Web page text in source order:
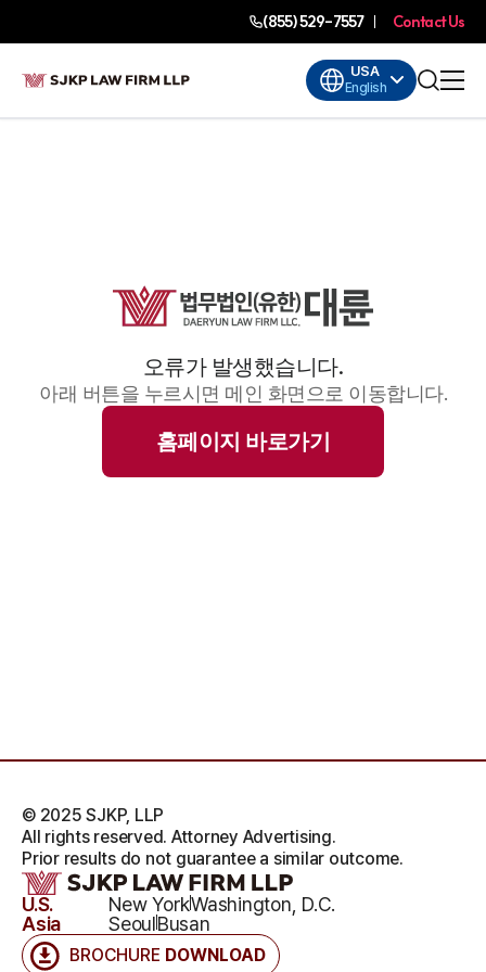
(855) 529-7557 Contact Us
USA
English
오류가 발생했습니다.
아래 버튼을 누르시면 메인 화면으로 이동합니다.
홈페이지 바로가기
BROCHURE DOWNLOAD
U.S. New YorkWashington, D.C.
Asia
SeoulBusan
© 2025 SJKP, LLP
All rights reserved. Attorney Advertising.
Prior results do not guarantee a similar outcome.